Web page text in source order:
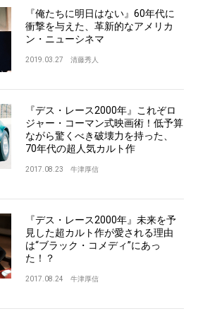
『俺たちに明日はない』60年代に
衝撃を与えた、革新的なアメリカ
ン・ニューシネマ
2019.03.27 清藤秀人
『デス・レース2000年』これぞロ
ジャー・コーマン式映画術！低予算
ながら驚くべき破壊力を持った、
70年代の超人気カルト作
2017.08.23 牛津厚信
『デス・レース2000年』未来を予
見した超カルト作が愛される理由
は“ブラック・コメディ”にあっ
た！？
2017.08.24 牛津厚信